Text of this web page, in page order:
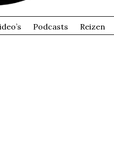
Podcasts Reizen